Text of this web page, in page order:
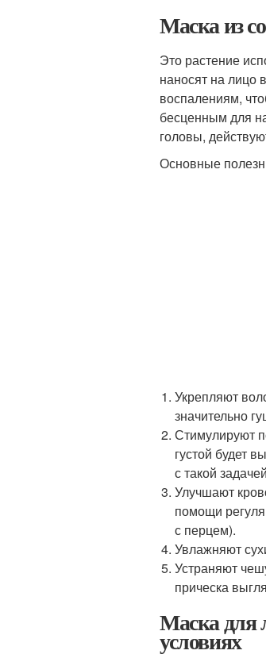
Маска из
Это растение
наносят на лицо
воспалениям,
бесценным для
головы,
Основные
Укрепляют
значительно
Стимулируют
густой будет
с такой
Улучшают
помощи
с перцем).
Увлажняют
Устраняют
прическа
Маска для
условиях